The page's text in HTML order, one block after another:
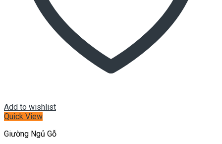
Add to wishlist
Quick View
Giường Ngủ Gỗ